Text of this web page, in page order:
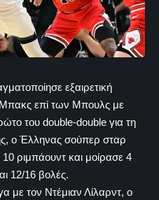
εξαιρετική
Μπακς επί των Μπουλς με
του double-double για τη
ο Έλληνας σούπερ σταρ
ριμπάουντ και μοίρασε 4
12/16 βολές.
με τον Ντέμιαν Λίλαρντ, ο